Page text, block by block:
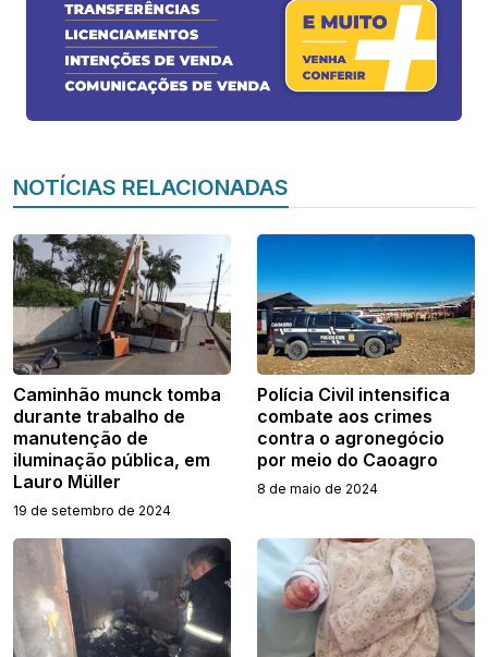
NOTÍCIAS RELACIONADAS
Caminhão munck tomba
durante trabalho de
manutenção de
iluminação pública, em
Lauro Müller
19 de setembro de 2024
Polícia Civil intensifica
combate aos crimes
contra o agronegócio
por meio do Caoagro
8 de maio de 2024